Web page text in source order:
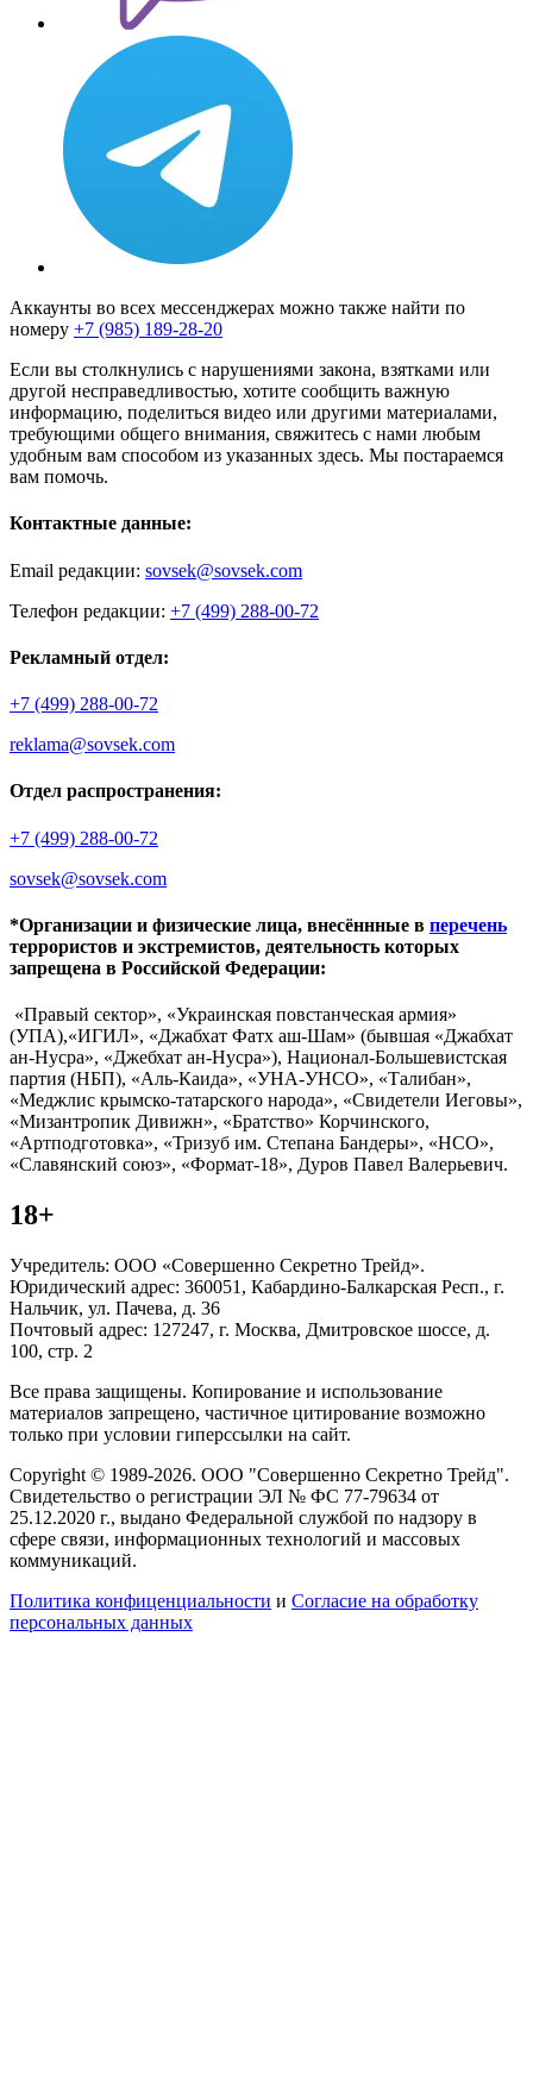
Аккаунты во всех мессенджерах можно также найти по
номеру +7 (985) 189-28-20
Если вы столкнулись с нарушениями закона, взятками или
другой несправедливостью, хотите сообщить важную
информацию, поделиться видео или другими материалами,
требующими общего внимания, свяжитесь с нами любым
удобным вам способом из указанных здесь. Мы постараемся
вам помочь.
Контактные данные:
Email редакции: sovsek@sovsek.com
Телефон редакции: +7 (499) 288-00-72
Рекламный отдел:
+7 (499) 288-00-72
reklama@sovsek.com
Отдел распространения:
+7 (499) 288-00-72
sovsek@sovsek.com
*Организации и физические лица, внесённные в перечень
террористов и экстремистов, деятельность которых
запрещена в Российской Федерации:
«Правый сектор», «Украинская повстанческая армия»
(УПА),«ИГИЛ», «Джабхат Фатх аш-Шам» (бывшая «Джабхат
ан-Нусра», «Джебхат ан-Нусра»), Национал-Большевистская
партия (НБП), «Аль-Каида», «УНА-УНСО», «Талибан»,
«Меджлис крымско-татарского народа», «Свидетели Иеговы»,
«Мизантропик Дивижн», «Братство» Корчинского,
«Артподготовка», «Тризуб им. Степана Бандеры», «НСО»,
«Славянский союз», «Формат-18», Дуров Павел Валерьевич.
18+
Учредитель: ООО «Совершенно Секретно Трейд».
Юридический адрес: 360051, Кабардино-Балкарская Респ., г.
Нальчик, ул. Пачева, д. 36
Почтовый адрес: 127247, г. Москва, Дмитровское шоссе, д.
100, стр. 2
Все права защищены. Копирование и использование
материалов запрещено, частичное цитирование возможно
только при условии гиперссылки на сайт.
Copyright © 1989-2026. ООО "Совершенно Секретно Трейд".
Свидетельство о регистрации ЭЛ № ФС 77-79634 от
25.12.2020 г., выдано Федеральной службой по надзору в
сфере связи, информационных технологий и массовых
коммуникаций.
Политика конфиценциальности и Согласие на обработку
персональных данных